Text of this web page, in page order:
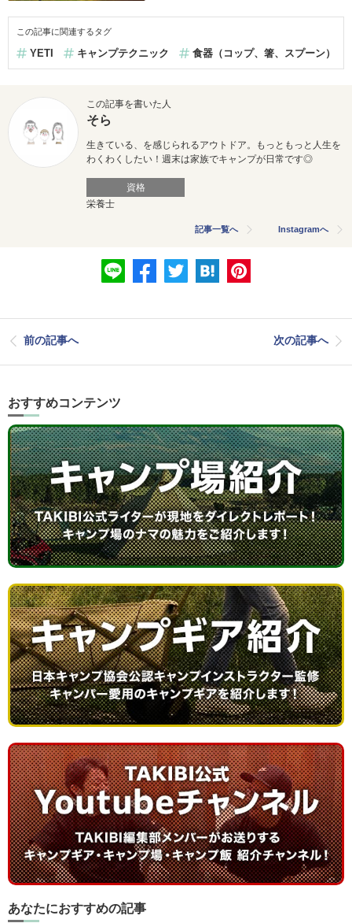
この記事に関連するタグ
YETI キャンプテクニック 食器（コップ、箸、スプーン）
この記事を書いた人
そら
生きている、を感じられるアウトドア。
もっともっと人生を
わくわくしたい！ 週末は家族でキャンプが日常です◎
資格
栄養士
記事一覧へ Instagramへ
前の記事へ 次の記事へ
おすすめコンテンツ
あなたにおすすめの記事